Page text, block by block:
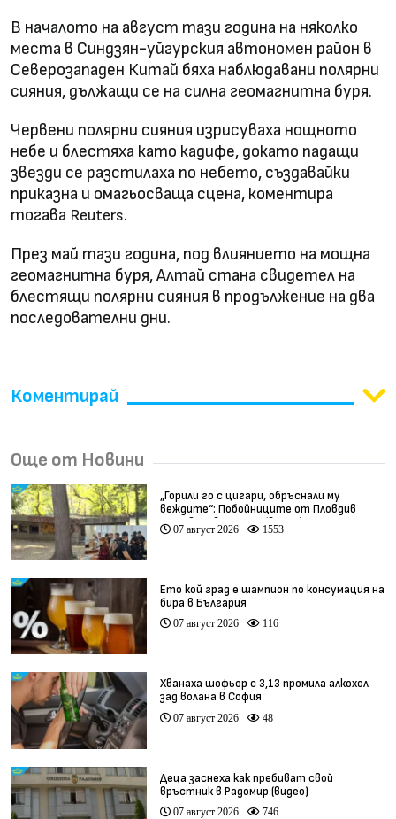
В началото на август тази година на няколко
места в Синдзян-уйгурския автономен район в
Северозападен Китай бяха наблюдавани полярни
сияния, дължащи се на силна геомагнитна буря.
Червени полярни сияния изрисуваха нощното
небе и блестяха като кадифе, докато падащи
звезди се разстилаха по небето, създавайки
приказна и омагьосваща сцена, коментира
тогава Reuters.
През май тази година, под влиянието на мощна
геомагнитна буря, Алтай стана свидетел на
блестящи полярни сияния в продължение на два
последователни дни.
Коментирай
Още от Новини
„Горили го с цигари, обръснали му
веждите“: Побойниците от Пловдив
остават в ареста (видео)
07 август 2026 1553
Ето кой град е шампион по консумация на
бира в България
07 август 2026 116
Хванаха шофьор с 3,13 промила алкохол
зад волана в София
07 август 2026 48
Деца заснеха как пребиват свой
връстник в Радомир (видео)
07 август 2026 746